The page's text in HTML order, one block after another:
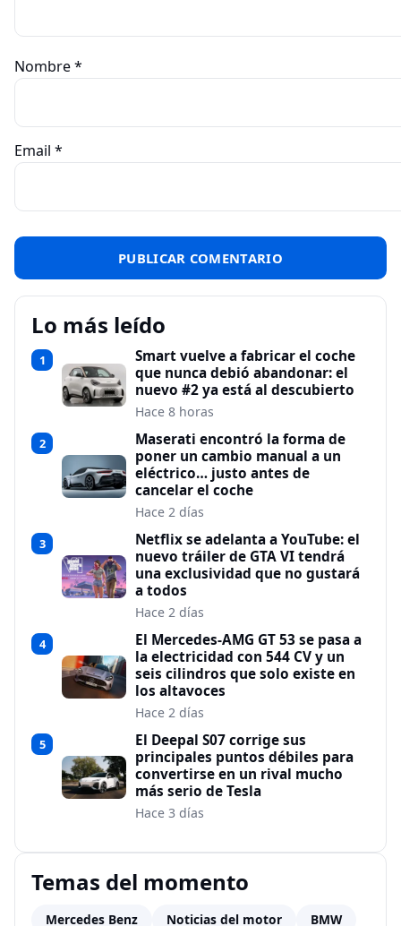
Nombre*
Email *
Lo más leído
1
Smart vuelve a fabricar el coche
que nunca debió abandonar: el
nuevo #2 ya está al descubierto
Hace 8 horas
2
Maserati encontró la forma de
poner un cambio manual a un
eléctrico… justo antes de
cancelar el coche
Hace 2 días
3
Netflix se adelanta a YouTube: el
nuevo tráiler de GTA VI tendrá
una exclusividad que no gustará
a todos
Hace 2 días
4
El Mercedes-AMG GT 53 se pasa a
la electricidad con 544 CV y un
seis cilindros que solo existe en
los altavoces
Hace 2 días
5
El Deepal S07 corrige sus
principales puntos débiles para
convertirse en un rival mucho
más serio de Tesla
Hace 3 días
Temas del momento
Mercedes Benz Noticias del motor BMW